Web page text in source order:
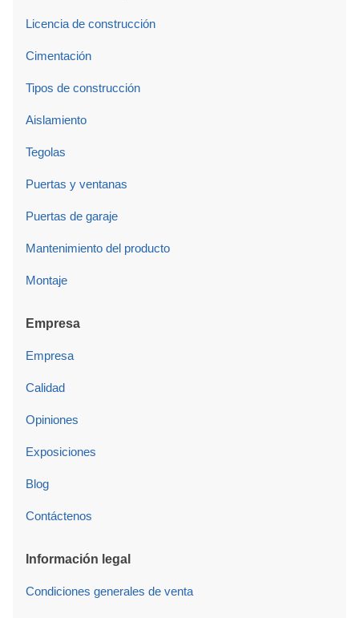
Licencia de construcción
Cimentación
Tipos de construcción
Aislamiento
Tegolas
Puertas y ventanas
Puertas de garaje
Mantenimiento del producto
Montaje
Empresa
Empresa
Calidad
Opiniones
Exposiciones
Blog
Contáctenos
Información legal
Condiciones generales de venta